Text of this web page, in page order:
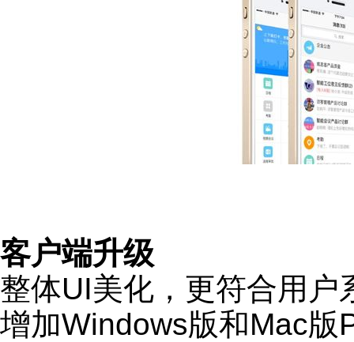
客户端升级
整体UI美化，更符合用户
增加Windows版和Mac版